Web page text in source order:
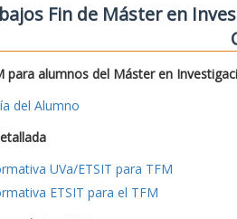
Fin de Máster en
para alumnos del Máster en
del Alumno
UVa/ETSIT para TFM
ETSIT para el TFM